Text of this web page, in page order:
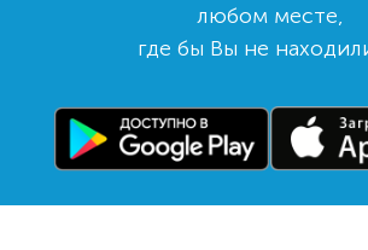
любом месте,
где бы Вы не